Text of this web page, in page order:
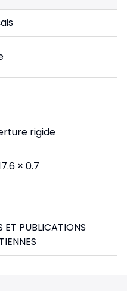
rigide
× 0.7
ET PUBLICATIONS